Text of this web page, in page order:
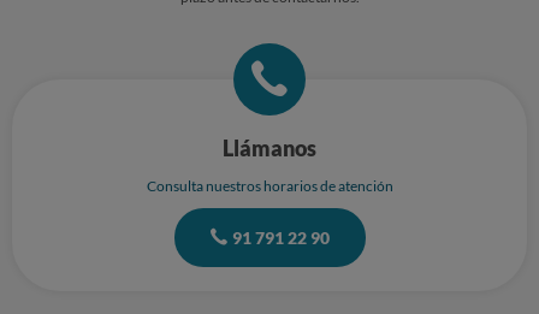
Llámanos
Consulta nuestros horarios de atención
91 791 22 90